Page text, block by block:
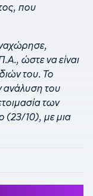
που
ώστε να είναι
του. Το
ανάλυση του
των
(23/10), με μια